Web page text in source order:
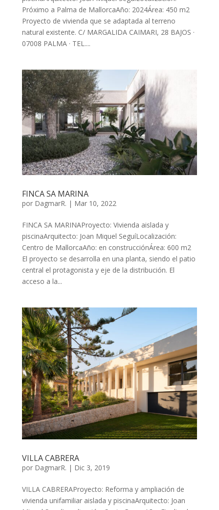
Próximo a Palma de MallorcaAño: 2024Área: 450 m2
Proyecto de vivienda que se adaptada al terreno
natural existente. C/ MARGALIDA CAIMARI, 28 BAJOS ·
07008 PALMA · TEL....
FINCA SA MARINA
por DagmarR. | Mar 10, 2022
FINCA SA MARINAProyecto: Vivienda aislada y
piscinaArquitecto: Joan Miquel SeguíLocalización:
Centro de MallorcaAño: en construcciónÁrea: 600 m2
El proyecto se desarrolla en una planta, siendo el patio
central el protagonista y eje de la distribución. El
acceso a la...
VILLA CABRERA
por DagmarR. | Dic 3, 2019
VILLA CABRERAProyecto: Reforma y ampliación de
vivienda unifamiliar aislada y piscinaArquitecto: Joan